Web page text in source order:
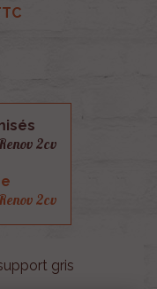
2cv
2cv
gris